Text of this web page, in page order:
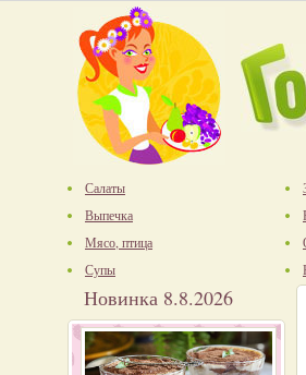
Салаты
Выпечка
Мясо, птица
Супы
Новинка 8.8.2026